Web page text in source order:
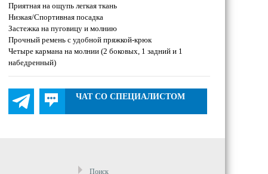
Приятная на ощупь легкая ткань
Низкая/Спортивная посадка
Застежка на пуговицу и молнию
Прочный ремень с удобной пряжкой-крюк
Четыре кармана на молнии (2 боковых, 1 задний и 1
набедренный)
ЧАТ СО СПЕЦИАЛИСТОМ
Поиск